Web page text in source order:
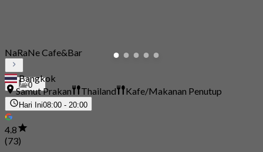
0
NaRaNe Cafe&Bar
Bangkok
Samut Prakan
Thailand Kafe/Makanan Penutup
Hari Ini08:00 - 20:00
4.8
(73)